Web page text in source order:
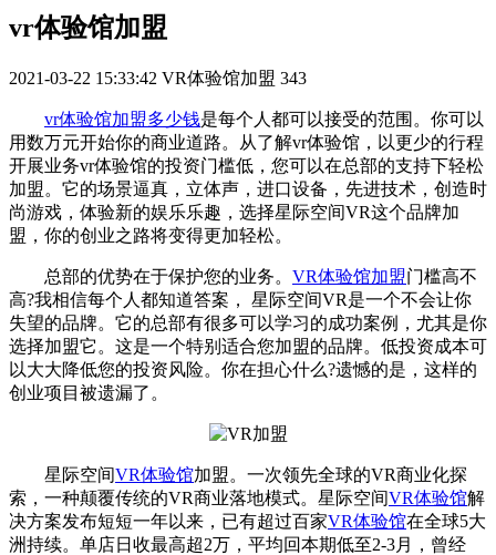
vr体验馆加盟
2021-03-22 15:33:42 VR体验馆加盟 343
vr体验馆加盟多少钱是每个人都可以接受的范围。你可以
用数万元开始你的商业道路。从了解vr体验馆，以更少的行程
开展业务vr体验馆的投资门槛低，您可以在总部的支持下轻松
加盟。它的场景逼真，立体声，进口设备，先进技术，创造时
尚游戏，体验新的娱乐乐趣，选择星际空间VR这个品牌加
盟，你的创业之路将变得更加轻松。
总部的优势在于保护您的业务。 VR体验馆加盟门槛高不
高?我相信每个人都知道答案， 星际空间VR是一个不会让你
失望的品牌。它的总部有很多可以学习的成功案例，尤其是你
选择加盟它。这是一个特别适合您加盟的品牌。低投资成本可
以大大降低您的投资风险。你在担心什么?遗憾的是，这样的
创业项目被遗漏了。
星际空间VR体验馆加盟。一次领先全球的VR商业化探
索，一种颠覆传统的VR商业落地模式。星际空间VR体验馆解
决方案发布短短一年以来，已有超过百家VR体验馆在全球5大
洲持续。单店日收最高超2万，平均回本期低至2-3月，曾经